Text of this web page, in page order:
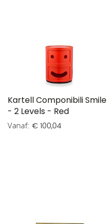
Kartell Componibili Smile
- 2 Levels - Red
Vanaf € 100,04